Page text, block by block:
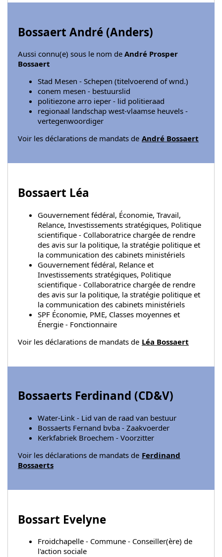
Bossaert André (Anders)
Aussi connu(e) sous le nom de André Prosper
Bossaert
Stad Mesen - Schepen (titelvoerend of wnd.)
conem mesen - bestuurslid
politiezone arro ieper - lid politieraad
regionaal landschap west-vlaamse heuvels -
vertegenwoordiger
Voir les déclarations de mandats de André Bossaert
Bossaert Léa
Gouvernement fédéral, Économie, Travail,
Relance, Investissements stratégiques, Politique
scientifique - Collaboratrice chargée de rendre
des avis sur la politique, la stratégie politique et
la communication des cabinets ministériels
Gouvernement fédéral, Relance et
Investissements stratégiques, Politique
scientifique - Collaboratrice chargée de rendre
des avis sur la politique, la stratégie politique et
la communication des cabinets ministériels
SPF Économie, PME, Classes moyennes et
Énergie - Fonctionnaire
Voir les déclarations de mandats de Léa Bossaert
Bossaerts Ferdinand (CD&V)
Water-Link - Lid van de raad van bestuur
Bossaerts Fernand bvba - Zaakvoerder
Kerkfabriek Broechem - Voorzitter
Voir les déclarations de mandats de Ferdinand
Bossaerts
Bossart Evelyne
Froidchapelle - Commune - Conseiller(ère) de
l'action sociale